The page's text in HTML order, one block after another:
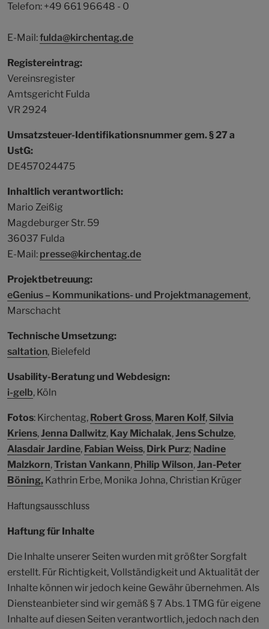
Telefon: +49 661 96648 - 0
E-Mail:fulda@kirchentag.de
Registereintrag:
Vereinsregister
Amtsgericht Fulda
VR 2924
Umsatzsteuer-Identifikationsnummer gem. § 27 a
UstG:
DE457024475
Inhaltlich verantwortlich:
Mario Zeißig
Magdeburger Str. 59
36037 Fulda
E-Mail: presse@kirchentag.de
Projektbetreuung:
eGenius – Kommunikations- und Projektmanagement,
Marschacht
Technische Umsetzung:
saltation, Bielefeld
Usability-Beratung und Webdesign:
i-gelb, Köln
Fotos: Kirchentag, Robert Gross, Maren Kolf, Silvia
Kriens,Jenna Dallwitz, Kay Michalak,Jens Schulze,
Alasdair Jardine, Fabian Weiss, Dirk Purz; Nadine
Malzkorn,Tristan Vankann, Philip Wilson,Jan-Peter
Böning, Kathrin Erbe, Monika Johna, Christian Krüger
Haftungsausschluss
Haftung für Inhalte
Die Inhalte unserer Seiten wurden mit größter Sorgfalt
erstellt. Für Richtigkeit, Vollständigkeit und Aktualität der
Inhalte können wir jedoch keine Gewähr übernehmen. Als
Diensteanbieter sind wir gemäß § 7 Abs. 1 TMG für eigene
Inhalte auf diesen Seiten verantwortlich, jedoch nach den